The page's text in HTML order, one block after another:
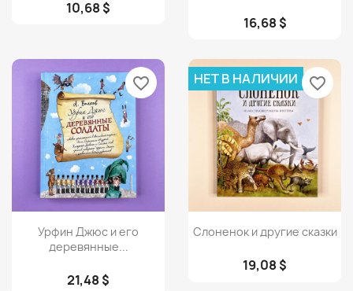
10,68 $
16,68 $
Просмотр
Урфин Джюс и его
деревянные...
21,48 $
favorite_border
Просмотр
Слоненок и другие сказки
19,08 $
НЕТ В НАЛИЧИИ favorite_border